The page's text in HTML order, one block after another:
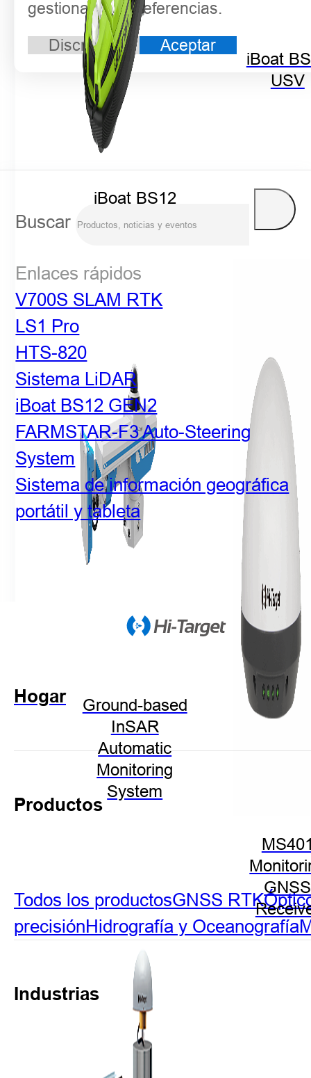
iBoat BS12
GEN2
iBoat
USV
Ground-based
InSAR
Automatic
Monitoring
System
GNSS
gestionar sus preferencias.
Discrepar Aceptar
Buscar
Enlaces rápidos
V700S SLAM RTK
LS1 Pro
HTS-820
Sistema LiDAR
iBoat BS12 GEN2
FARMSTAR-F3 Auto-Steering
System
Sistema de información geográfica
portátil y tableta
Hogar
Productos
Todos los productosGNSS RTK
precisiónHidrografía y Oceanografía
Industrias